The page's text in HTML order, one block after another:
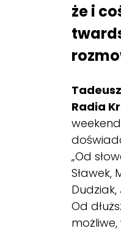
że i
Radia
„Od
Sławek,
Od